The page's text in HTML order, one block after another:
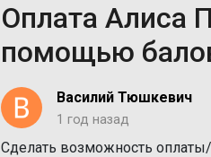
Оплата Алиса
помощью
Василий Тюшкевич
1 год назад
Сделать возможность